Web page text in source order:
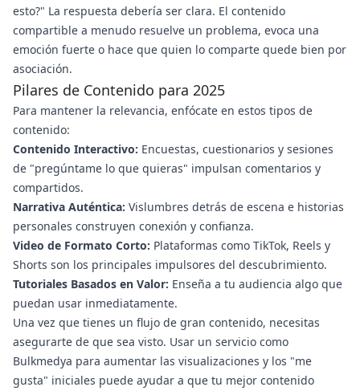
esto?" La respuesta debería ser clara. El contenido
compartible a menudo resuelve un problema, evoca una
emoción fuerte o hace que quien lo comparte quede bien por
asociación.
Pilares de Contenido para 2025
Para mantener la relevancia, enfócate en estos tipos de
contenido:
Contenido Interactivo: Encuestas, cuestionarios y sesiones
de "pregúntame lo que quieras" impulsan comentarios y
compartidos.
Narrativa Auténtica: Vislumbres detrás de escena e historias
personales construyen conexión y confianza.
Video de Formato Corto: Plataformas como TikTok, Reels y
Shorts son los principales impulsores del descubrimiento.
Tutoriales Basados en Valor: Enseña a tu audiencia algo que
puedan usar inmediatamente.
Una vez que tienes un flujo de gran contenido, necesitas
asegurarte de que sea visto. Usar un servicio como
Bulkmedya para aumentar las visualizaciones y los "me
gusta" iniciales puede ayudar a que tu mejor contenido